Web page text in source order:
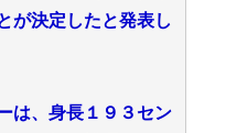
が決定したと発表し
は、身長１９３セン